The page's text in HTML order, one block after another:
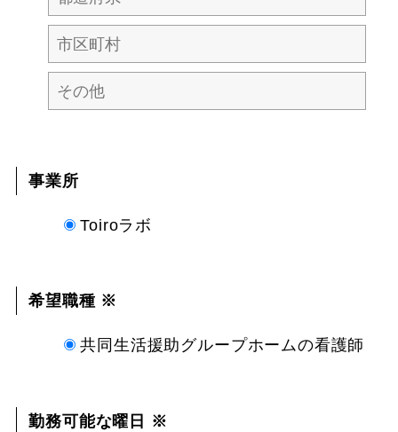
事業所
Toiroラボ
希望職種 ※
共同生活援助グループホームの看護師
勤務可能な曜日 ※